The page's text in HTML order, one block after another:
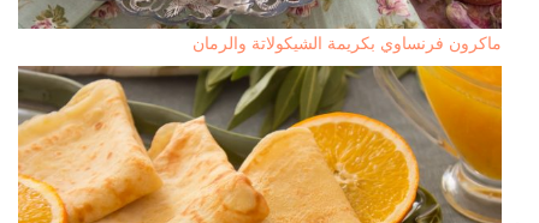
ماكرون فرنساوي بكريمة الشيكولاتة والرمان